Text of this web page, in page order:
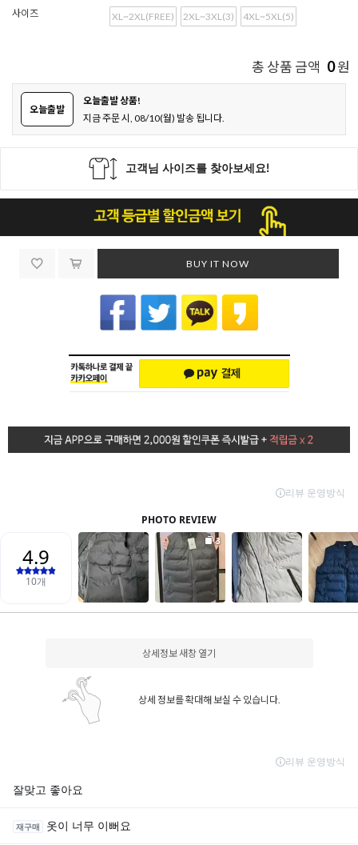
사이즈 XL~2XL(FREE) 2XL~3XL(3) 4XL~5XL(5)
총 상품 금액 0원
오늘출발
오늘출발 상품!
지금 주문 시, 08/10(월) 발송 됩니다.
BUY IT NOW
상세정보 새창 열기
상세 정보를 확대해 보실 수 있습니다.